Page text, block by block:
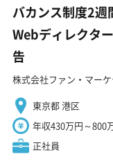
バカンス制度2週
Webディレクタ
告
株式会社ファン・マー
東京都 港区
年収430万円～800
正社員